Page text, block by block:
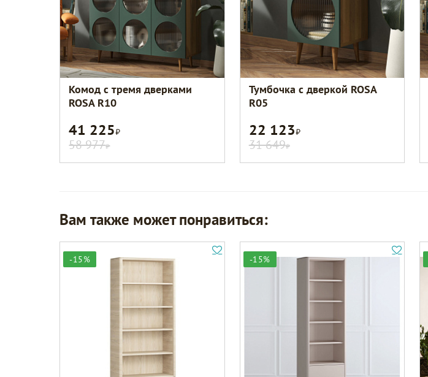
Комод с тремя дверками
ROSA R10
41 225Р
58 977Р
Тумбочка с дверкой ROSA
R05
22 123Р
31 649Р
Вам также может понравиться:
-15% -15%